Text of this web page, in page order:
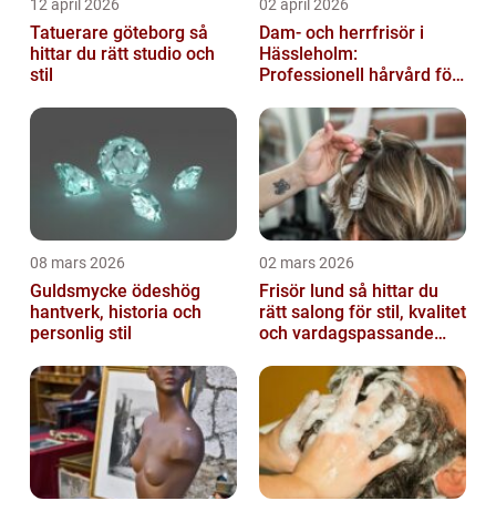
12 april 2026
Tatuerare göteborg så
hittar du rätt studio och
stil
02 april 2026
Dam- och herrfrisör i
Hässleholm:
Professionell hårvård för
08 mars 2026
Guldsmycke ödeshög
hantverk, historia och
personlig stil
02 mars 2026
Frisör lund så hittar du
rätt salong för stil, kvalitet
och vardagspassande